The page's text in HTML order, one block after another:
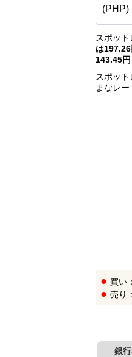
スポッ
は197.26
143.45
スポッ
まなレー
買い
売り
銀